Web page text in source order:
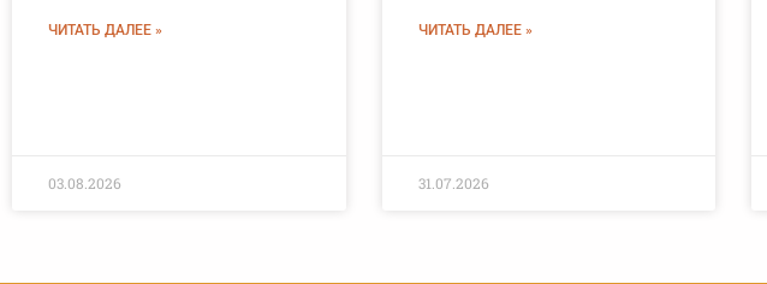
ЧИТАТЬ ДАЛЕЕ »
03.08.2026
ЧИТАТЬ ДАЛЕЕ »
31.07.2026